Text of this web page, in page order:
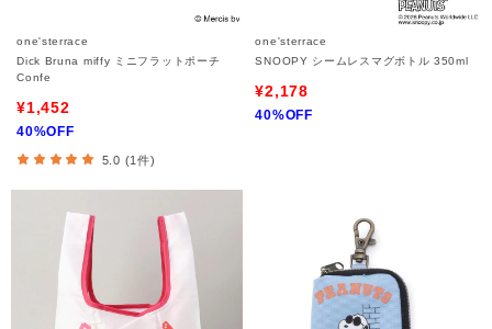
one'sterrace
Dick Bruna miffy ミニフラットポーチ
Confe
¥1,452
40%OFF
5.0 (1件)
one'sterrace
SNOOPY シームレスマグボトル 350ml
¥2,178
40%OFF